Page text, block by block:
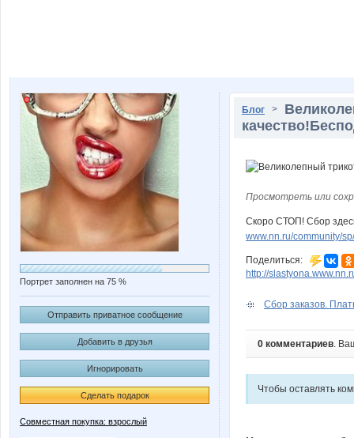
Портрет заполнен на 75 %
Отправить приватное сообщение
Добавить в друзья
Игнорировать
Сделать подарок
Совместная покупка: взрослый
Блог >
Просмотреть или
Скоро СТОП! Сбор
www.nn.ru/community/
Поделиться:
http://
Сбор заказов.
0 комментариев.
Чтобы оставлять